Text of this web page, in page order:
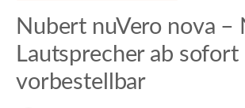
Nubert nuVero nova –
Lautsprecher ab sofort
vorbestellbar